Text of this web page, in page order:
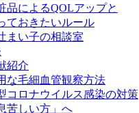
品によるQOLアップと
ておきたいルール
まい子の相談室
紹介
な毛細血管観察方法
コロナウイルス感染の対策
苦しい方」へ